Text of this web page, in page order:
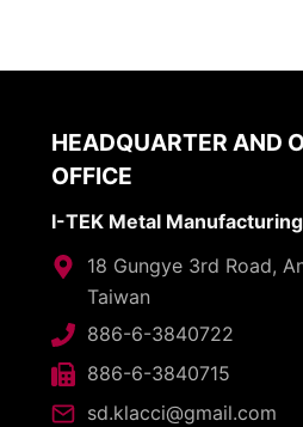
HEADQUARTER AND
OFFICE
I-TEK Metal
18 Gungye 3rd Road,
Taiwan
886-6-3840722
886-6-3840715
sd.klacci@gmail.com